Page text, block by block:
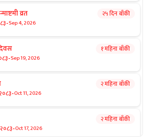
व्रत
-Sep 4, 2026
२५ दिन बाँकी
-Sep 19, 2026
१ महिना बाँकी
-Oct 11, 2026
२ महिना बाँकी
-Oct 17, 2026
२ महिना बाँकी